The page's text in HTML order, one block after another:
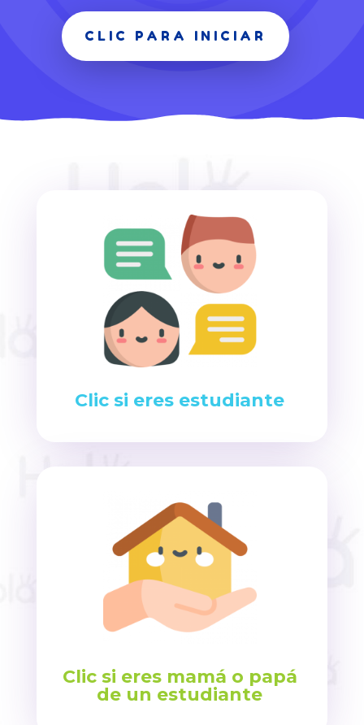
CLIC PARA INICIAR
Clic si eres estudiante
Clic si eres mamá o papá
de un estudiante